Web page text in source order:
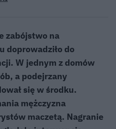
zabójstwo na
doprowadziło do
W jednym z domów
a podejrzany
się w środku.
mężczyzna
maczetą. Nagranie